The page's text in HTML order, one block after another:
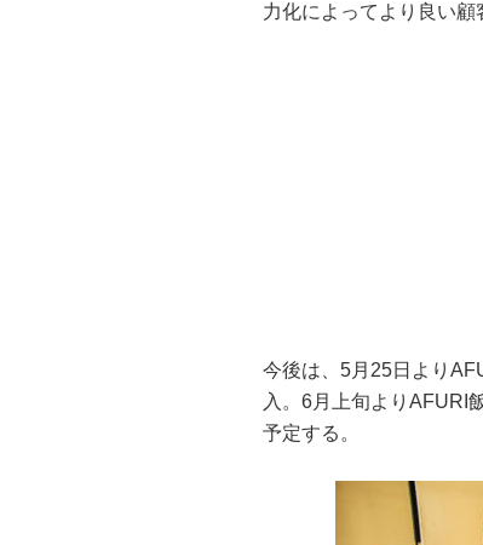
力化によってより良い顧
今後は、5月25日より
入。6月上旬よりAFURI
予定する。